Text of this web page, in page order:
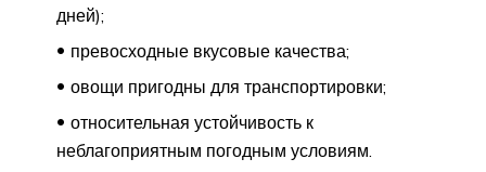
дней);
превосходные вкусовые качества;
овощи пригодны для транспортировки;
относительная устойчивость к
неблагоприятным погодным условиям.